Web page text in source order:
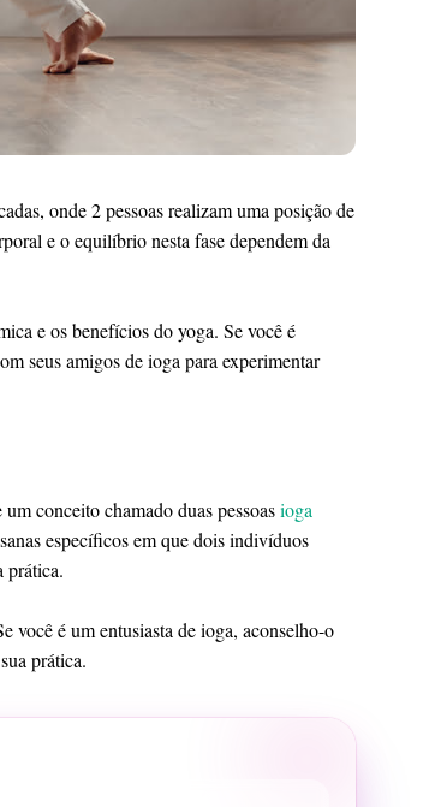
onde 2 pessoas realizam uma posição de
e o equilíbrio nesta fase dependem da
e os benefícios do yoga. Se você é
seus amigos de ioga para experimentar
conceito chamado duas pessoasioga
específicos em que dois indivíduos
prática.
você é um entusiasta de ioga, aconselho-o
prática.